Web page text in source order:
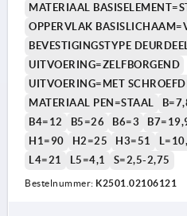
MATERIAAL
OPPERVLAK
BEVESTIGINGSTYPE
UITVOERING=ZELFBORGEND
UITVOERING=MET
MATERIAAL PEN=STAAL
B4=12
B5=26 B6=3
H1=90
H2=25 H3=51
L4=21
L5=4,1 S=2,5-2,75
Bestelnummer: K2501.02106121